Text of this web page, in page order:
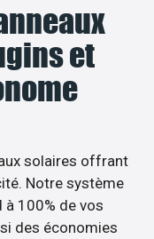
et
solaires offrant
Notre système
100% de vos
des économies